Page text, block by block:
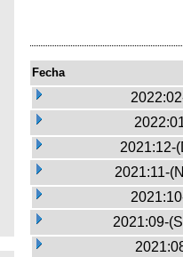
Fecha
2021:12-
2021:11-
2021:09-